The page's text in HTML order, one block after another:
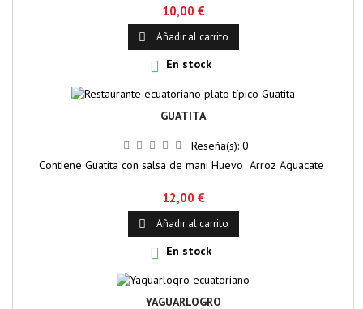
10,00 €
 Añadir al carrito
 En stock
GUATITA
Reseña(s): 0
Contiene Guatita con salsa de mani Huevo Arroz Aguacate
12,00 €
 Añadir al carrito
 En stock
YAGUARLOGRO